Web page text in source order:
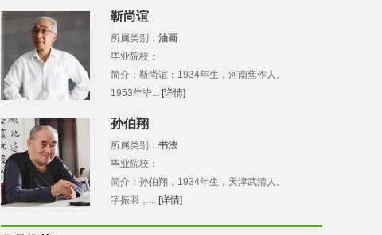
靳尚谊
所属类别： 油画
毕业院校：
简介：靳尚谊：1934年生，河南焦作人。
1953年毕... [详情]
孙伯翔
所属类别： 书法
毕业院校：
简介：孙伯翔，1934年生，天津武清人。
字振羽，... [详情]